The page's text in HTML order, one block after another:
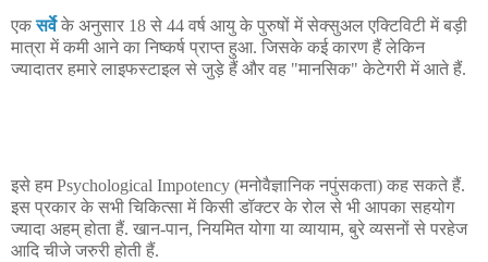
एकसर्वेके अनुसार 18 से 44 वर्ष आयु के पुरुषों में सेक्सुअल एक्टिविटी में बड़ी
मात्रा में कमी आने का निष्कर्ष प्राप्त हुआ. जिसके कई कारण हैं लेकिन
ज्यादातर हमारे लाइफस्टाइल से जुड़े हैं और वह "मानसिक" केटेगरी में आते हैं.
इसे हम Psychological Impotency (मनोवैज्ञानिक नपुंसकता) कह सकते हैं.
इस प्रकार के सभी चिकित्सा में किसी डॉक्टर के रोल से भी आपका सहयोग
ज्यादा अहम् होता हैं. खान-पान, नियमित योगा या व्यायाम, बुरे व्यसनों से परहेज
आदि चीजे जरुरी होती हैं.